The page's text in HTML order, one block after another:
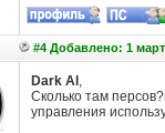
#4 Добавлено: 1
Dark Al ,
Сколько там
управления